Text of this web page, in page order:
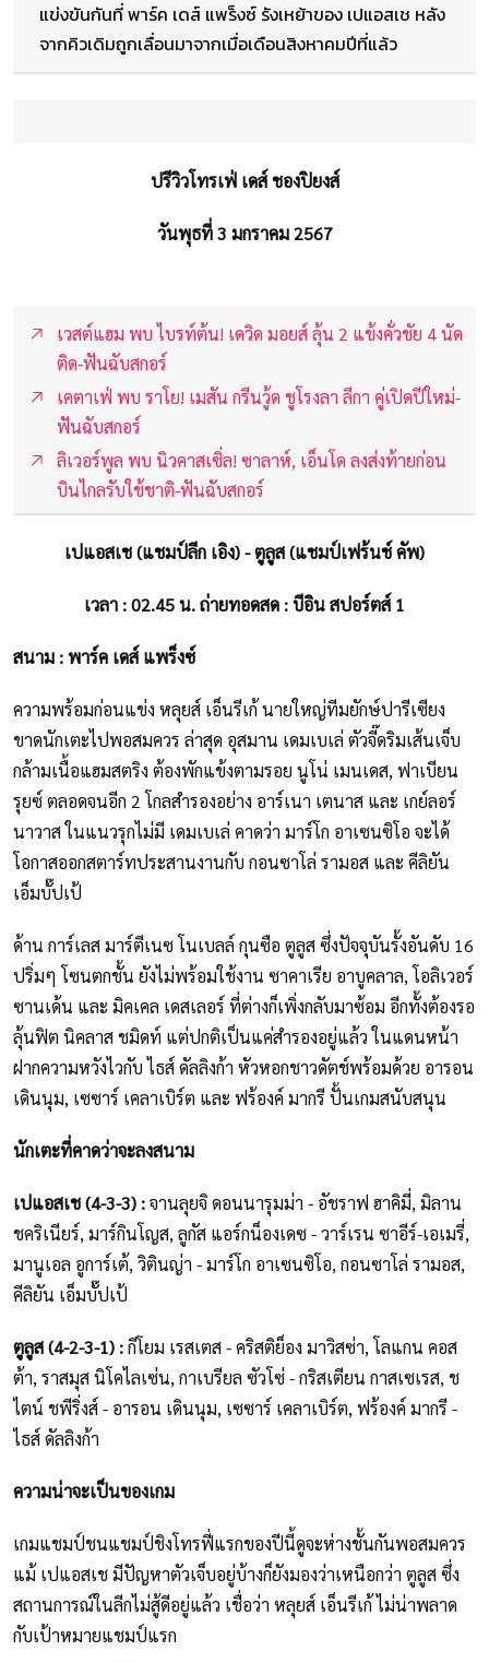
แข่งขันกันที่ พาร์ค เดส์ แพร็งซ์ รังเหย้าของ เปแอสเช หลัง
จากคิวเดิมถูกเลื่อนมาจากเมื่อเดือนสิงหาคมปีที่แล้ว
ปรีวิวโทรเฟ่ เดส์ ชองปิยงส์
วันพุธที่ 3 มกราคม 2567
เวสต์แฮม พบ ไบรท์ต้น! เดวิด มอยส์ ลุ้น 2 แข้งคั่วชัย 4 นัด
ติด-ฟันฉับสกอร์
เคตาเฟ่ พบ ราโย! เมสัน กรีนวู้ด ชูโรงลา ลีกา คู่เปิดปีใหม่-
ฟันฉับสกอร์
ลิเวอร์พูล พบ นิวคาสเซิ่ล! ซาลาห์, เอ็นโด ลงส่งท้ายก่อน
บินไกลรับใช้ชาติ-ฟันฉับสกอร์
เปแอสเช (แชมป์ลีก เอิง) - ตูลูส (แชมป์เฟร้นช์ คัพ)
เวลา : 02.45 น. ถ่ายทอดสด : บีอิน สปอร์ตส์ 1
สนาม : พาร์ค เดส์ แพร็งซ์
ความพร้อมก่อนแข่ง หลุยส์ เอ็นรีเก้ นายใหญ่ทีมยักษ์ปารีเซียง
ขาดนักเตะไปพอสมควร ล่าสุด อุสมาน เดมเบเล่ ตัวจี๊ดริมเส้นเจ็บ
กล้ามเนื้อแฮมสตริง ต้องพักแข้งตามรอย นูโน่ เมนเดส, ฟาเบียน
รุยซ์ ตลอดจนอีก 2 โกลสำรองอย่าง อาร์เนา เตนาส และ เกย์ลอร์
นาวาส ในแนวรุกไม่มี เดมเบเล่ คาดว่า มาร์โก อาเซนซิโอ จะได้
โอกาสออกสตาร์ทประสานงานกับ กอนซาโล่ รามอส และ คีลิยัน
เอ็มบั๊ปเป้
ด้าน การ์เลส มาร์ตีเนซ โนเบลล์ กุนซือ ตูลูส ซึ่งปัจจุบันรั้งอันดับ 16
ปริ่มๆ โซนตกชั้น ยังไม่พร้อมใช้งาน ซาคาเรีย อาบูคลาล, โอลิเวอร์
ซานเด้น และ มิคเคล เดสเลอร์ ที่ต่างก็เพิ่งกลับมาซ้อม อีกทั้งต้องรอ
ลุ้นฟิต นิคลาส ชมิดท์ แต่ปกติเป็นแค่สำรองอยู่แล้ว ในแดนหน้า
ฝากความหวังไวกับ ไธส์ ดัลลิงก้า หัวหอกชาวดัตช์พร้อมด้วย อารอน
เดินนุม, เซซาร์ เคลาเบิร์ต และ ฟร้องค์ มากรี ปั้นเกมสนับสนุน
นักเตะที่คาดว่าจะลงสนาม
เปแอสเช (4-3-3) :จานลุยจิ ดอนนารุมม่า - อัชราฟ ฮาคิมี่, มิลาน
ชคริเนียร์, มาร์กินโญส, ลูกัส แอร์กน็องเดซ - วาร์เรน ซาอีร์-เอเมรี่,
มานูเอล อูการ์เต้, วิตินญ่า - มาร์โก อาเซนซิโอ, กอนซาโล่ รามอส,
คีลิยัน เอ็มบั๊ปเป้
ตูลูส (4-2-3-1) :กีโยม เรสเตส - คริสติย็อง มาวิสซ่า, โลแกน คอส
ต้า, ราสมุส นิโคไลเซ่น, กาเบรียล ซัวโซ่ - กริสเตียน กาสเซเรส, ช
ไตน์ ชพีริ่งส์ - อารอน เดินนุม, เซซาร์ เคลาเบิร์ต, ฟร้องค์ มากรี -
ไธส์ ดัลลิงก้า
ความน่าจะเป็นของเกม
เกมแชมป์ชนแชมป์ชิงโทรฟี่แรกของปีนี้ดูจะห่างชั้นกันพอสมควร
แม้ เปแอสเช มีปัญหาตัวเจ็บอยู่บ้างก็ยังมองว่าเหนือกว่า ตูลูส ซึ่ง
สถานการณ์ในลีกไม่สู้ดีอยู่แล้ว เชื่อว่า หลุยส์ เอ็นรีเก้ ไม่น่าพลาด
กับเป้าหมายแชมป์แรก